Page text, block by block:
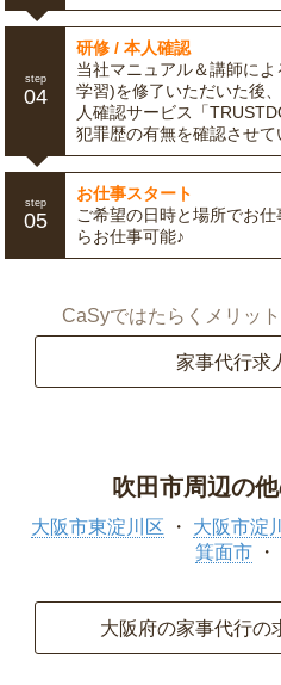
step
04
研修 / 本人確認
当社マニュアル＆講師に
学習)を修了いただいた後
人確認サービス「
犯罪歴の有無を確認させて
step
05
お仕事スタート
ご希望の日時と場所でお
らお仕事可能♪
CaSyではたらくメリッ
家事代行求
吹田市周辺の
大阪市東淀川区 大阪市淀
箕面市
大阪府の家事代行の